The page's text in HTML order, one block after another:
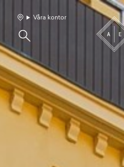
Sälj
Våra kontor